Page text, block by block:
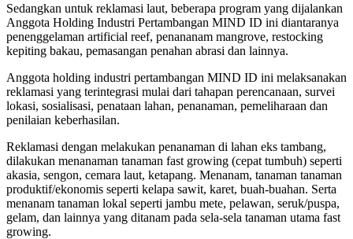
Sedangkan untuk reklamasi laut, beberapa program yang dijalankan
Anggota Holding Industri Pertambangan MIND ID ini diantaranya
penenggelaman artificial reef, penananam mangrove, restocking
kepiting bakau, pemasangan penahan abrasi dan lainnya.
Anggota holding industri pertambangan MIND ID ini melaksanakan
reklamasi yang terintegrasi mulai dari tahapan perencanaan, survei
lokasi, sosialisasi, penataan lahan, penanaman, pemeliharaan dan
penilaian keberhasilan.
Reklamasi dengan melakukan penanaman di lahan eks tambang,
dilakukan menanaman tanaman fast growing (cepat tumbuh) seperti
akasia, sengon, cemara laut, ketapang. Menanam, tanaman tanaman
produktif/ekonomis seperti kelapa sawit, karet, buah-buahan. Serta
menanam tanaman lokal seperti jambu mete, pelawan, seruk/puspa,
gelam, dan lainnya yang ditanam pada sela-sela tanaman utama fast
growing.